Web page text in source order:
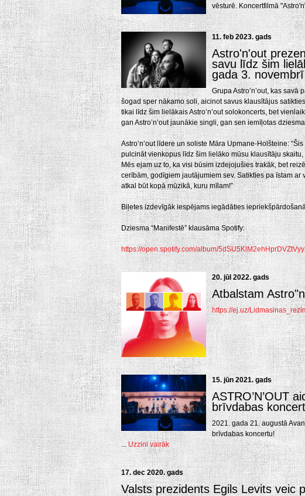
vēsturē. Koncertfilmā
11. feb 2023. gads
Astro'n'out
savu līdz šim
gada 3. novembrī
Grupa Astro’n’out, kas
šogad sper nākamo soli, aicinot savus klausītājus
tikai līdz šim lielākais Astro’n’out solokoncerts, bet
gan Astro’n’out jaunākie singli, gan sen iemīļotas
Astro’n’out līdere un soliste Māra Upmane-Holšteine:
pulcināt vienkopus līdz šim lielāko mūsu klausītāju
Mēs ejam uz to, ka visi būsim izdejojušies trakāk, bet
cerībām, godīgiem jautājumiem sev. Satikties pa īstam
atkal būt kopā mūzikā, kuru mīlam!”
Biļetes izdevīgāk iespējams iegādāties
Dziesma “Manifestē” klausāma Spotify:
https://open.spotify.com/album/
20. jūl 2022. gads
Atbalstam
https://ej.uz/
15. jūn 2021. gads
ASTRO’N’OUT
brīvdabas
2021. gada 21. augustā
brīvdabas koncertu!
Uzzini vairāk
17. dec 2020. gads
Valsts prezidents Egils Levits veic